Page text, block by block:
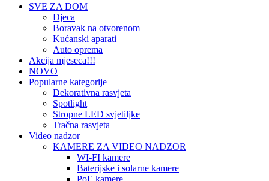
SVE ZA DOM
Djeca
Boravak na otvorenom
Kućanski aparati
Auto oprema
Akcija mjeseca!!!
NOVO
Popularne kategorije
Dekorativna rasvjeta
Spotlight
Stropne LED svjetiljke
Tračna rasvjeta
Video nadzor
KAMERE ZA VIDEO NADZOR
WI-FI kamere
Baterijske i solarne kamere
PoE kamere